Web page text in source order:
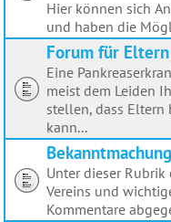
Hier können sich
und haben die
Forum für
Eine
meist dem Leiden
stellen, dass
kann...
Unter dieser
Vereins und
Kommentare